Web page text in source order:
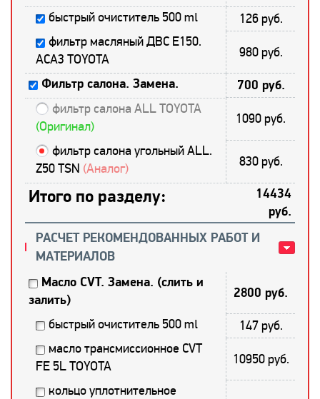
быстрый очиститель 500 ml
126 руб.
фильтр масляный ДВС E150.
ACA3 TOYOTA
980 руб.
Фильтр салона. Замена. 700 руб.
фильтр салона ALL TOYOTA
(Оригинал)
1090 руб.
фильтр салона угольный ALL.
Z50 TSN (Аналог) 830 руб.
Итого по разделу:
14434
руб.
РАСЧЕТ РЕКОМЕНДОВАННЫХ РАБОТ И
МАТЕРИАЛОВ
Масло CVT. Замена. (слить и
залить)
2800 руб.
быстрый очиститель 500 ml
147 руб.
масло трансмиссионное CVT
FE 5L TOYOTA
10950 руб.
кольцо уплотнительное